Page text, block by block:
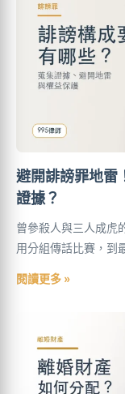
避開誹謗罪地雷
證據？
曾參殺人與三人成虎
用分組傳話比賽，到
閱讀更多 »